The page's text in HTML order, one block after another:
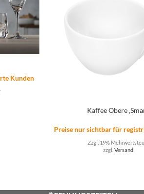
Kunden
Kaffee Obere
Preise nur sichtbar für
Zzgl. 19%
zzgl.Versand